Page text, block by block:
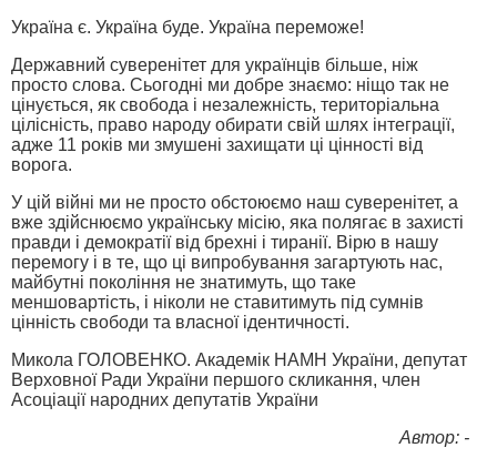
Україна є. Україна буде. Україна переможе!
Державний суверенітет для українців більше, ніж
просто слова. Сьогодні ми добре знаємо: ніщо так не
цінується, як свобода і незалежність, територіальна
цілісність, право народу обирати свій шлях інтеграції,
адже 11 років ми змушені захищати ці цінності від
ворога.
У цій війні ми не просто обстоюємо наш суверенітет, а
вже здійснюємо українську місію, яка полягає в захисті
правди і демократії від брехні і тиранії. Вірю в нашу
перемогу і в те, що ці випробування загартують нас,
майбутні покоління не знатимуть, що таке
меншовартість, і ніколи не ставитимуть під сумнів
цінність свободи та власної ідентичності.
Микола ГОЛОВЕНКО. Академік НАМН України, депутат
Верховної Ради України першого скликання, член
Асоціації народних депутатів України
Автор: -